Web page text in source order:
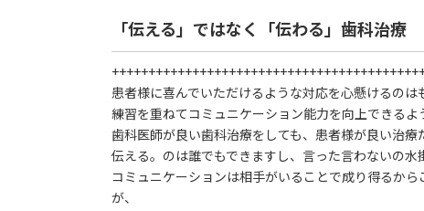
「伝える」ではなく「伝わる」歯科治療
患者様に喜んでいただけるような対応を心懸けるの
練習を重ねてコミュニケーション能力を向上できるよ
歯科医師が良い歯科治療をしても、患者様が良い治療
伝える。のは誰でもできますし、言った言わないの水
コミュニケーションは相手がいることで成り得るか
が、